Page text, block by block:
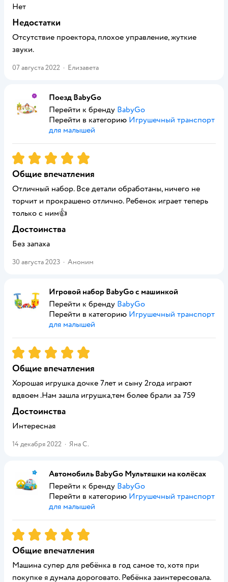
Нет
Недостатки
Отсутствие проектора, плохое управление, жуткие
звуки.
07 августа 2022 · Елизавета
Поезд BabyGo
Перейти к бренду BabyGo
Перейти в категорию Игрушечный транспорт
для малышей
Рейтинг:5
Общие впечатления
Отличный набор. Все детали обработаны, ничего не
торчит и прокрашено отлично. Ребенок играет теперь
только с ним👍
Достоинства
Без запаха
30 августа 2023 · Аноним
Игровой набор BabyGo с машинкой
Перейти к бренду BabyGo
Перейти в категорию Игрушечный транспорт
для малышей
Рейтинг:5
Общие впечатления
Хорошая игрушка дочке 7лет и сыну 2года играют
вдвоем .Нам зашла игрушка,тем более брали за 759
Достоинства
Интересная
14 декабря 2022 · Яна С.
Автомобиль BabyGo Мультяшки на колёсах
Перейти к бренду BabyGo
Перейти в категорию Игрушечный транспорт
для малышей
Рейтинг:5
Общие впечатления
Машина супер для ребёнка в год самое то, хотя при
покупке я думала дороговато. Ребёнка заинтересовала.